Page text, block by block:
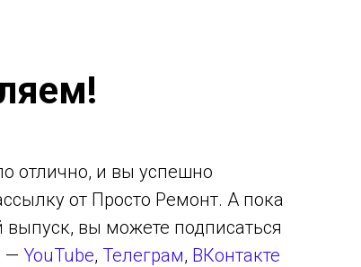
отлично, и вы успешно
от Просто Ремонт. А пока
вы можете подписаться
— YouTube, Телеграм, ВКонтакте